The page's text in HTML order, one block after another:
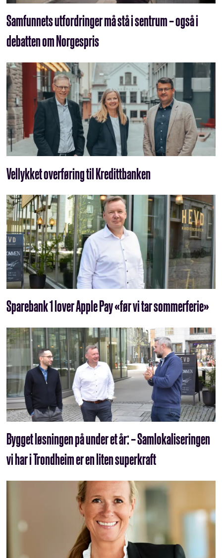
Samfunnets utfordringer må stå i sentrum – også i
debatten om Norgespris
Vellykket overføring til Kredittbanken
Sparebank 1 lover Apple Pay «før vi tar sommerferie»
Bygget løsningen på under et år: – Samlokaliseringen
vi har i Trondheim er en liten superkraft